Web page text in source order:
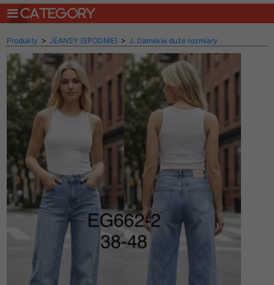
CATEGORY
Produkty > JEANSY (SPODNIE) > J. Damskie duże rozmiary